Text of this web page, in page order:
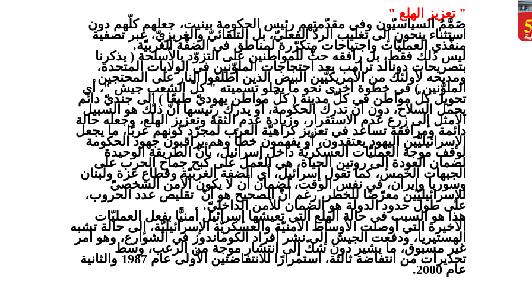
" تعزيز الهلع "
صَمَّمُ السياسيّون وفي مقدّمتهم رئيس الحكومة بينيت، جعلهم كلّهم دون
استثناء ينحون إلى تغليب الردّ الفعليّ، بل التلقائيّ والغريزيّ، عبر تصفية
منفّذي العمليّات واجتياحات متكرّرة لمناطق في الضفّة الغربيّة.
ليس ذلك فقط، بل رافقه حثّ للمواطنين على التزوّد بالأسلحة ( يذكرنا
بتصريحات دونالد ترامب بعد احتجاجات الملوّنين في الولايات المتحدة،
ومديحه لأولئك من الأمريكيّين البيض الذين أطلقوا النار على المحتجين
الملوّنين ) في خطوة أخرى نحو ما يحلو تسميته " كلّ الشعب جيش "، أي
تحويل كلّ مواطن في كلّ مدينة ( كلّ مواطن يهوديّ طبعًا ) إلى جنديّ دائم
يحمل السلاح، دون أن تدرك الحكومة، أو يدرك رئيسها أنّ ذلك هو السبيل
الأمثل إلى زرع عدم الاستقرار، وزيادة عدم الثقة وتعزيز الهلع، وجعله حالة
دائمة ومرافقة تساعد في تعزيز كراهيّة العرب لمجرّد كونهم عربًا، ما يجعل
الإسرائيليّين اليهود يعتقدون، أو يفهمون خطأً وهم يراقبون جهود الحكومة
لوقف موجة العمليّات العسكريّة داخل إسرائيل، بأنّ الطريقة الوحيدة
لضمان العودة إلى روتين الحياة، هي العمل على كبح جماح الحرب على
الجبهات الخمس، كما تقول إسرائيل، أي الضفة الغربيّة وقطاع غزة ولبنان
وسوريا وإيران، في نفس الوقت، لضمان أن لا يكون الأمن الشخصيّ
للإسرائيليّين معرّضًا للخطر، رغم أنّ الصحيح هو أنّ تقليص عدد الحروب،
على طول حدود الدولة هو الضمان للأمن الداخليّ.
هذا هو السبب في حالة الهلع التي تعيشها إسرائيل أمنيًّا بفعل العمليّات
الأخيرة التي أوصلت الأوساط الأمنيّة والعسكريّة الإسرائيليّة، إلى حالة تشبه
الهستيريا، ودفعت الجيش إلى نشر أفراد الكوماندوز في الشوارع، وهو أمر
غير مسبوق، ما يشير دون شكّ إلى انتشار موجة من الرعب، وسط
تحذيرات من انتفاضة ثالثة، استمرارًا للانتفاضتين الأولى عام 1987 والثانية
عام 2000.